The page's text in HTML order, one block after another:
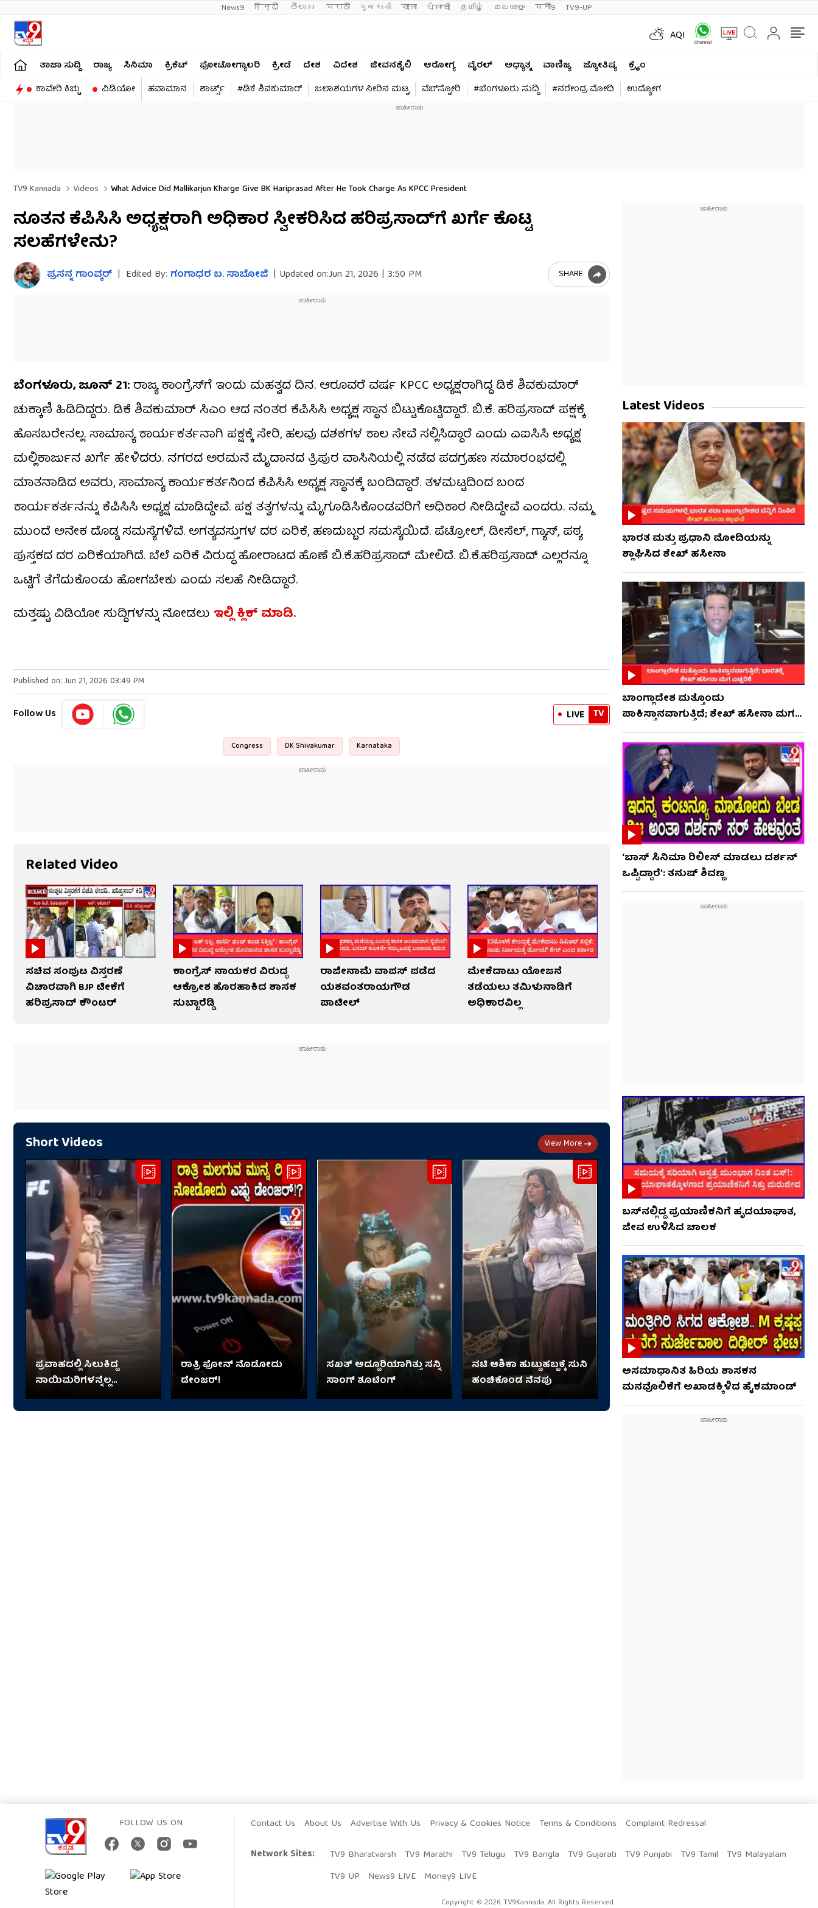
News9 हिन्दी తెలుగు मराठी ગુજરાતી বাংলা ਪੰਜਾਬੀ தமிழ் മലയാളം मनी9 TV9-UP
AQI
ತಾಜಾ ಸುದ್ದಿ ರಾಜ್ಯ ಸಿನಿಮಾ ಕ್ರಿಕೆಟ್​ ಫೋಟೋಗ್ಯಾಲರಿ ಕ್ರೀಡೆ ದೇಶ ವಿದೇಶ ಜೀವನಶೈಲಿ ಆರೋಗ್ಯ ವೈರಲ್​ ಅಧ್ಯಾತ್ಮ ವಾಣಿಜ್ಯ ಜ್ಯೋತಿಷ್ಯ
ಕ್ರೈಂ
ಕಾವೇರಿ ಕಿಚ್ಚು
ವಿಡಿಯೋ ಹವಾಮಾನ ಶಾರ್ಟ್ಸ್​ #ಡಿಕೆ ಶಿವಕುಮಾರ್​ ಜಲಾಶಯಗಳ ನೀರಿನ ಮಟ್ಟ ವೆಬ್​ಸ್ಟೋರಿ #ಬೆಂಗಳೂರು ಸುದ್ದಿ #ನರೇಂದ್ರ ಮೋದಿ ಉದ್ಯೋಗ
TV9 Kannada Videos What Advice Did Mallikarjun Kharge Give BK Hariprasad After He Took Charge As KPCC President
ನೂತನ ಕೆಪಿಸಿಸಿ ಅಧ್ಯಕ್ಷರಾಗಿ ಅಧಿಕಾರ ಸ್ವೀಕರಿಸಿದ ಹರಿಪ್ರಸಾದ್​​​ಗೆ ಖರ್ಗೆ ಕೊಟ್ಟ
ಸಲಹೆಗಳೇನು?
ಪ್ರಸನ್ನ ಗಾಂವ್ಕರ್​ | Edited By: ಗಂಗಾಧರ​ ಬ. ಸಾಬೋಜಿ | Updated on:Jun 21, 2026 | 3:50 PM SHARE
ಬೆಂಗಳೂರು, ಜೂನ್​​ 21:ರಾಜ್ಯ ಕಾಂಗ್ರೆಸ್​ಗೆ ಇಂದು ಮಹತ್ವದ ದಿನ. ಆರೂವರೆ ವರ್ಷ KPCC ಅಧ್ಯಕ್ಷರಾಗಿದ್ದ ಡಿಕೆ ಶಿವಕುಮಾರ್​
ಚುಕ್ಕಾಣಿ ಹಿಡಿದಿದ್ದರು. ಡಿಕೆ ಶಿವಕುಮಾರ್​ ಸಿಎಂ ಆದ ನಂತರ ಕೆಪಿಸಿಸಿ ಅಧ್ಯಕ್ಷ ಸ್ಥಾನ ಬಿಟ್ಟುಕೊಟ್ಟಿದ್ದಾರೆ. ಬಿ.ಕೆ. ಹರಿಪ್ರಸಾದ್ ಪಕ್ಷಕ್ಕೆ
ಹೊಸಬರೇನಲ್ಲ. ಸಾಮಾನ್ಯ ಕಾರ್ಯಕರ್ತನಾಗಿ ಪಕ್ಷಕ್ಕೆ ಸೇರಿ, ಹಲವು ದಶಕಗಳ ಕಾಲ ಸೇವೆ ಸಲ್ಲಿಸಿದ್ದಾರೆ ಎಂದು ಎಐಸಿಸಿ ಅಧ್ಯಕ್ಷ
ಮಲ್ಲಿಕಾರ್ಜುನ ಖರ್ಗೆ ಹೇಳಿದರು. ನಗರದ ಅರಮನೆ ಮೈದಾನದ ತ್ರಿಪುರ ವಾಸಿನಿಯಲ್ಲಿ ನಡೆದ ಪದಗ್ರಹಣ ಸಮಾರಂಭದಲ್ಲಿ
ಮಾತನಾಡಿದ ಅವರು, ಸಾಮಾನ್ಯ ಕಾರ್ಯಕರ್ತನಿಂದ ಕೆಪಿಸಿಸಿ ಅಧ್ಯಕ್ಷ ಸ್ಥಾನಕ್ಕೆ ಬಂದಿದ್ದಾರೆ. ತಳಮಟ್ಟದಿಂದ ಬಂದ
ಕಾರ್ಯಕರ್ತನನ್ನು ಕೆಪಿಸಿಸಿ ಅಧ್ಯಕ್ಷ ಮಾಡಿದ್ದೇವೆ. ಪಕ್ಷ ತತ್ವಗಳನ್ನು ಮೈಗೂಡಿಸಿಕೊಂಡವರಿಗೆ ಅಧಿಕಾರ ನೀಡಿದ್ದೇವೆ ಎಂದರು. ನಮ್ಮ
ಮುಂದೆ ಅನೇಕ ದೊಡ್ಡ ಸಮಸ್ಯೆಗಳಿವೆ. ಅಗತ್ಯವಸ್ತುಗಳ ದರ ಏರಿಕೆ, ಹಣದುಬ್ಬರ ಸಮಸ್ಯೆಯಿದೆ. ಪೆಟ್ರೋಲ್, ಡೀಸೆಲ್, ಗ್ಯಾಸ್, ಪಠ್ಯ
ಪುಸ್ತಕದ ದರ ಏರಿಕೆಯಾಗಿದೆ. ಬೆಲೆ ಏರಿಕೆ ವಿರುದ್ಧ ಹೋರಾಟದ ಹೊಣೆ ಬಿ.ಕೆ.ಹರಿಪ್ರಸಾದ್ ಮೇಲಿದೆ. ಬಿ.ಕೆ.ಹರಿಪ್ರಸಾದ್ ಎಲ್ಲರನ್ನೂ
ಒಟ್ಟಿಗೆ ತೆಗೆದುಕೊಂಡು ಹೋಗಬೇಕು ಎಂದು ಸಲಹೆ ನೀಡಿದ್ದಾರೆ.
ಮತ್ತಷ್ಟು ವಿಡಿಯೋ ಸುದ್ದಿಗಳನ್ನು ನೋಡಲು ಇಲ್ಲಿ ಕ್ಲಿಕ್ ಮಾಡಿ.
Published on: Jun 21, 2026 03:49 PM
Follow Us LIVE TV
Congress DK Shivakumar Karnataka
Related Video
ಸಚಿವ ಸಂಪುಟ ವಿಸ್ತರಣೆ
ವಿಚಾರವಾಗಿ BJP ಟೀಕೆಗೆ
ಹರಿಪ್ರಸಾದ್ ಕೌಂಟರ್​​
ಕಾಂಗ್ರೆಸ್ ನಾಯಕರ ವಿರುದ್ಧ
ಆಕ್ರೋಶ ಹೊರಹಾಕಿದ ಶಾಸಕ
ಸುಬ್ಬಾರೆಡ್ಡಿ
ರಾಜೀನಾಮೆ ವಾಪಸ್ ಪಡೆದ
ಯಶವಂತರಾಯಗೌಡ
ಪಾಟೀಲ್
ಮೇಕೆದಾಟು ಯೋಜನೆ
ತಡೆಯಲು ತಮಿಳುನಾಡಿಗೆ
ಅಧಿಕಾರವಿಲ್ಲ
Short Videos View More
ಪ್ರವಾಹದಲ್ಲಿ ಸಿಲುಕಿದ್ದ
ನಾಯಿಮರಿಗಳನ್ನೆಲ್ಲ
ತಬ್ಬಿಕೊಂಡು ಬಂದ ಬಾಲಕಿ!
ರಾತ್ರಿ ಫೋನ್​​ ನೊಡೋದು
ಡೇಂಜರ್!
ಸಖತ್ ಅದ್ದೂರಿಯಾಗಿತ್ತು ಸನ್ನಿ
ಸಾಂಗ್ ಶೂಟಿಂಗ್
ನಟಿ ಆಶಿಕಾ ಹುಟ್ಟುಹಬ್ಬಕ್ಕೆ ಸುನಿ
ಹಂಚಿಕೊಂಡ ನೆನಪು
Latest Videos
ಭಾರತ ಮತ್ತು ಪ್ರಧಾನಿ ಮೋದಿಯನ್ನು
ಶ್ಲಾಘಿಸಿದ ಶೇಖ್ ಹಸೀನಾ
ಬಾಂಗ್ಲಾದೇಶ ಮತ್ತೊಂದು
ಪಾಕಿಸ್ತಾನವಾಗುತ್ತಿದೆ; ಶೇಖ್ ಹಸೀನಾ ಮಗ
ಎಚ್ಚರಿಕೆ
‘ಬಾಸ್ ಸಿನಿಮಾ ರಿಲೀಸ್ ಮಾಡಲು ದರ್ಶನ್
ಒಪ್ಪಿದ್ದಾರೆ’: ತನುಷ್ ಶಿವಣ್ಣ
ಬಸ್‌ನಲ್ಲಿದ್ದ ಪ್ರಯಾಣಿಕನಿಗೆ ಹೃದಯಾಘಾತ,
ಜೀವ ಉಳಿಸಿದ ಚಾಲಕ
ಅಸಮಾಧಾನಿತ ಹಿರಿಯ ಶಾಸಕನ
ಮನವೊಲಿಕೆಗೆ ಅಖಾಡಕ್ಕಿಳಿದ ಹೈಕಮಾಂಡ್
FOLLOW US ON Contact Us About Us Advertise With Us Privacy & Cookies Notice Terms & Conditions
Complaint Redressal
Network Sites:
TV9 Bharatvarsh TV9 Marathi TV9 Telugu TV9 Bangla TV9 Gujarati TV9 Punjabi TV9 Tamil
TV9 Malayalam
TV9 UP
News9 LIVE Money9 LIVE
Copyright © 2026 TV9Kannada. All Rights Reserved.